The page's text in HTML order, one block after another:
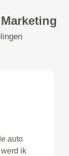
auto
ik